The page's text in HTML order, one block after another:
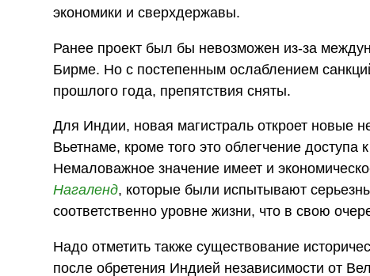
экономики и сверхдержавы.
Ранее проект был бы невозможен из-за
Бирме. Но с постепенным ослаблением
прошлого года, препятствия сняты.
Для Индии, новая магистраль откроет новые
Вьетнаме, кроме того это облегчение
Немаловажное значение имеет и
Нагаленд, которые были испытывают
соответственно уровне жизни, что в свою
Надо отметить также существование
после обретения Индией независимости от